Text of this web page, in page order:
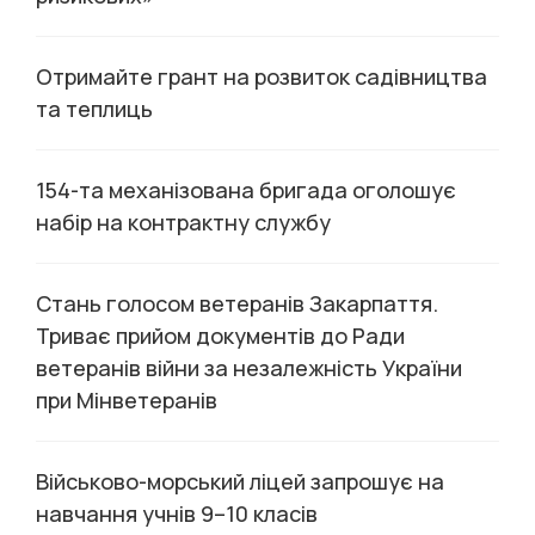
Отримайте грант на розвиток садівництва
та теплиць
154-та механізована бригада оголошує
набір на контрактну службу
Стань голосом ветеранів Закарпаття.
Триває прийом документів до Ради
ветеранів війни за незалежність України
при Мінветеранів
Військово-морський ліцей запрошує на
навчання учнів 9–10 класів